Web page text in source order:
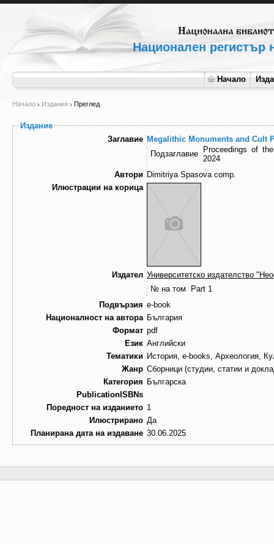
Национален регистър
Начало
Начало Издания Преглед
Издание
Заглавие Megalithic Monuments and Cult
Подзаглавие
Proceedings of
2024
Автори Dimitriya Spasova comp.
Илюстрации на корица
Издател Университетско издателство
№ на том
Part 1
Подвързия e-book
Националност на автора България
Формат pdf
Език Английски
Тематики История, e-books, Археология,
Жанр Сборници (студии, статии и
Категория Българска
PublicationISBNs
Поредност на изданието 1
Илюстрирано Да
Планирана дата на издаване 30.06.2025